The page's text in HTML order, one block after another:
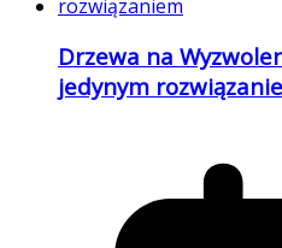
Drzewa na
jedynym